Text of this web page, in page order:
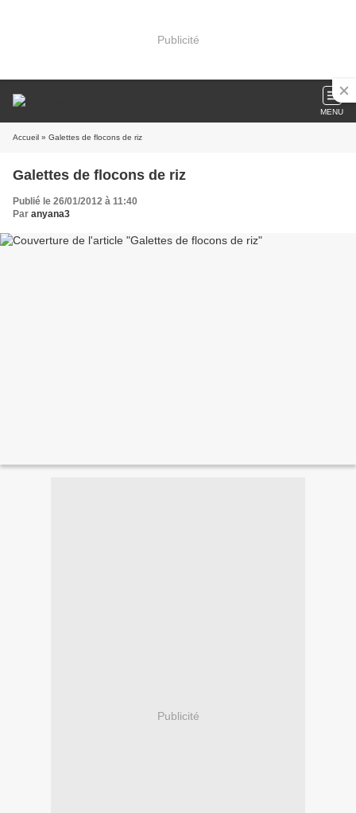
Publicité
MENU
Accueil » Galettes de flocons de riz
Galettes de flocons de riz
Publié le 26/01/2012 à 11:40
Par anyana3
Publicité